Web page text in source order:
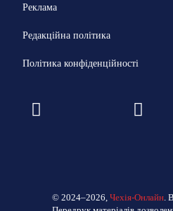
Реклама
Редакційна політика
Політика конфіденційності
© 2024–2026,Чехія-Онлайн .